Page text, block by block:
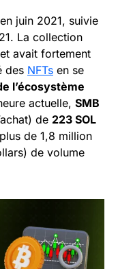
juin 2021, suivie
La collection
avait fortement
des NFTs en se
l’écosystème
actuelle, SMB
de 223 SOL
de 1,8 million
de volume